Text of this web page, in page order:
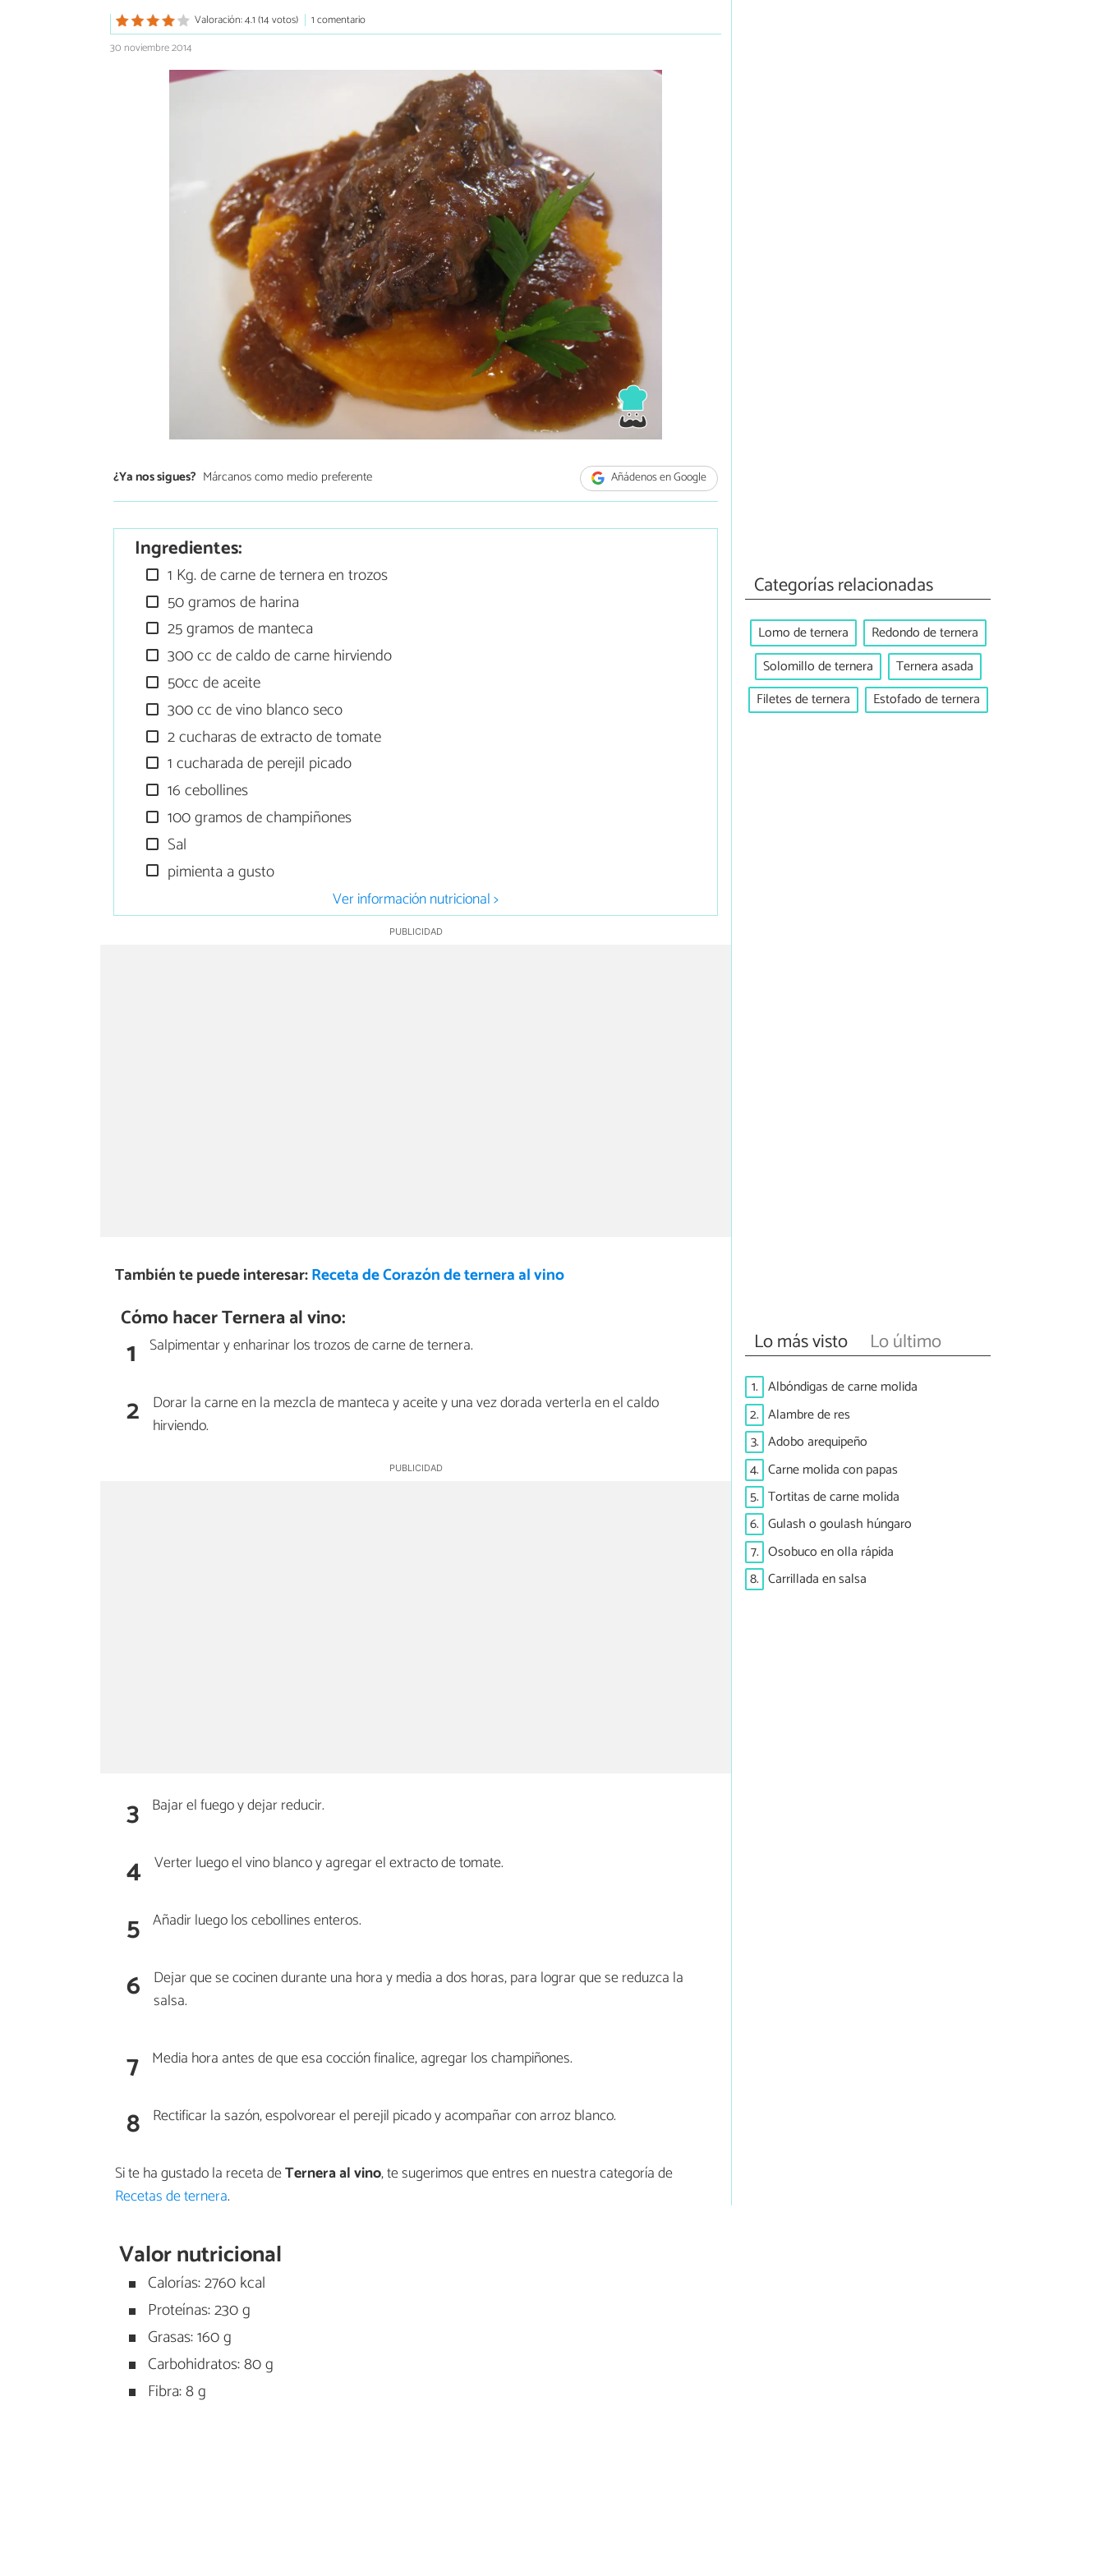
Valoración: 4.1 (14 votos)
1 comentario
30 noviembre 2014
¿Ya nos sigues? Márcanos como medio preferente Añádenos en Google
Ingredientes:
1 Kg. de carne de ternera en trozos
50 gramos de harina
25 gramos de manteca
300 cc de caldo de carne hirviendo
50cc de aceite
300 cc de vino blanco seco
2 cucharas de extracto de tomate
1 cucharada de perejil picado
16 cebollines
100 gramos de champiñones
Sal
pimienta a gusto
Ver información nutricional >
También te puede interesar:Receta de Corazón de ternera al vino
Cómo hacer Ternera al vino:
1 Salpimentar y enharinar los trozos de carne de ternera.
2 Dorar la carne en la mezcla de manteca y aceite y una vez dorada verterla en el caldo
hirviendo.
3 Bajar el fuego y dejar reducir.
4 Verter luego el vino blanco y agregar el extracto de tomate.
5 Añadir luego los cebollines enteros.
6 Dejar que se cocinen durante una hora y media a dos horas, para lograr que se reduzca la
salsa.
7 Media hora antes de que esa cocción finalice, agregar los champiñones.
8 Rectificar la sazón, espolvorear el perejil picado y acompañar con arroz blanco.
Si te ha gustado la receta deTernera al vino, te sugerimos que entres en nuestra categoría de
Recetas de ternera.
Valor nutricional
Calorías: 2760 kcal
Proteínas: 230 g
Grasas: 160 g
Carbohidratos: 80 g
Fibra: 8 g
Categorías relacionadas
Lomo de ternera
Redondo de ternera
Solomillo de ternera
Ternera asada
Filetes de ternera
Estofado de ternera
Lo más visto Lo último
1. Albóndigas de carne molida
2. Alambre de res
3. Adobo arequipeño
4. Carne molida con papas
5. Tortitas de carne molida
6. Gulash o goulash húngaro
7. Osobuco en olla rápida
8. Carrillada en salsa